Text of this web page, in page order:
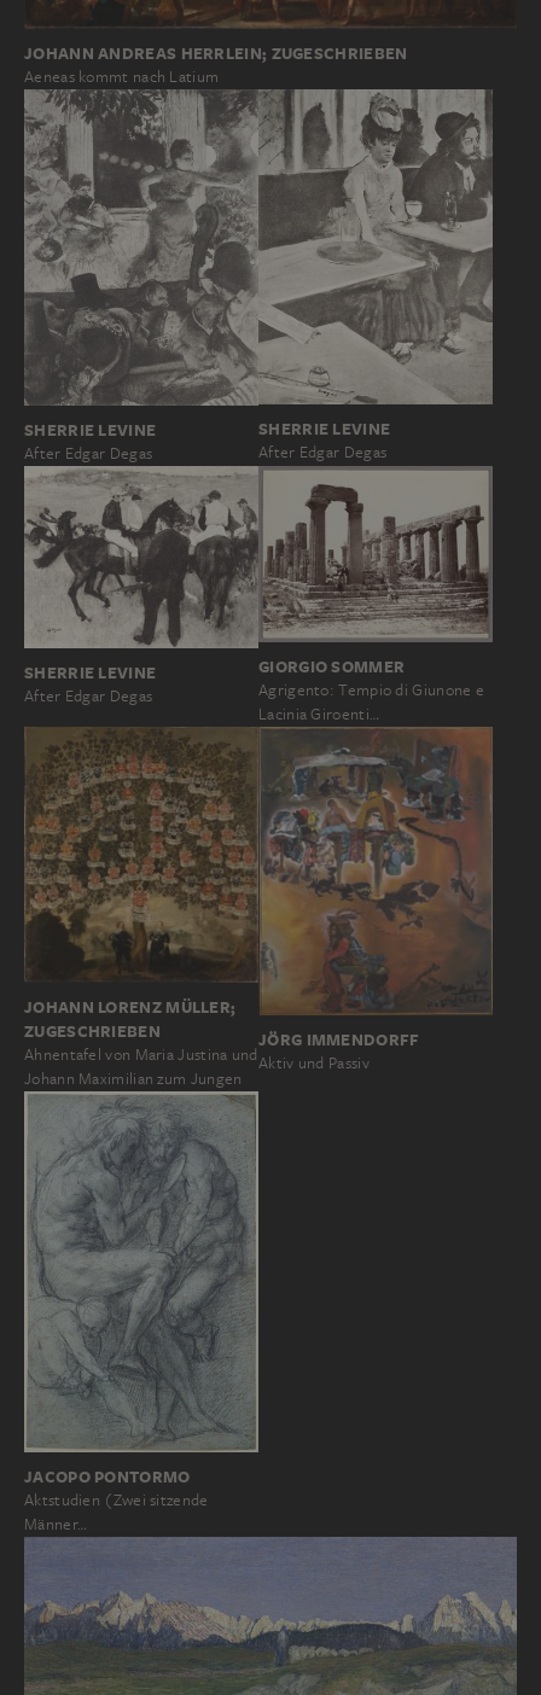
JOHANN ANDREAS HERRLEIN; ZUGESCHRIEBEN
Aeneas kommt nach Latium
SHERRIE LEVINE
After Edgar Degas
SHERRIE LEVINE
After Edgar Degas
SHERRIE LEVINE
After Edgar Degas
GIORGIO SOMMER
Agrigento: Tempio di Giunone e
Lacinia Giroenti…
JOHANN LORENZ MÜLLER;
ZUGESCHRIEBEN
Ahnentafel von Maria Justina und
Johann Maximilian zum Jungen
JÖRG IMMENDORFF
Aktiv und Passiv
JACOPO PONTORMO
Aktstudien (Zwei sitzende
Männer…